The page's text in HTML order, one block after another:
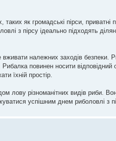
як громадські пірси,
з пірсу ідеально підходять
належних заходів безпеки.
повинен носити відповідний
їхній простір.
лову різноманітних видів риби.
успішним днем риболовлі з